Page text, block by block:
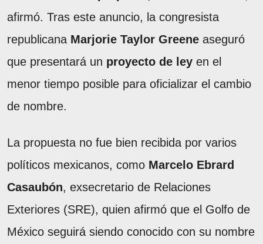
afirmó. Tras este anuncio, la congresista
republicana Marjorie Taylor Greene aseguró
que presentará un proyecto de ley en el
menor tiempo posible para oficializar el cambio
de nombre.
La propuesta no fue bien recibida por varios
políticos mexicanos, como Marcelo Ebrard
Casaubón, exsecretario de Relaciones
Exteriores (SRE), quien afirmó que el Golfo de
México seguirá siendo conocido con su nombre